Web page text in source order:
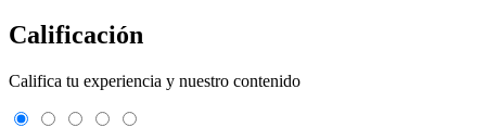
Calificación
Califica tu experiencia y nuestro contenido